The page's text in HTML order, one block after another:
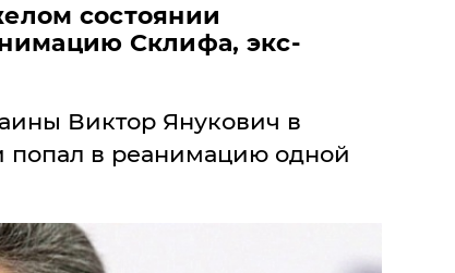
состоянии
Склифа, экс-
Виктор Янукович в
попал в реанимацию одной